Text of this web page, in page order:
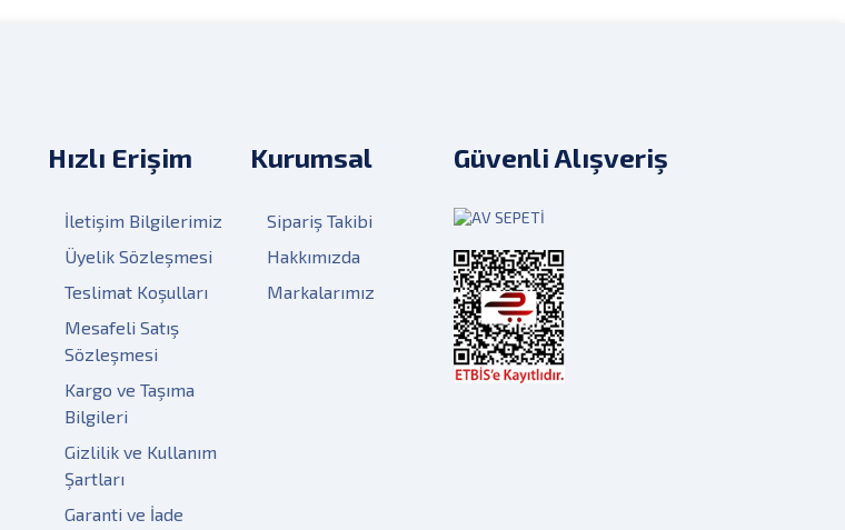
Hızlı Erişim
İletişim Bilgilerimiz
Üyelik Sözleşmesi
Teslimat Koşulları
Mesafeli Satış
Sözleşmesi
Kargo ve Taşıma
Bilgileri
Gizlilik ve Kullanım
Şartları
Garanti ve İade
Kurumsal
Sipariş Takibi
Hakkımızda
Markalarımız
Güvenli Alışveriş